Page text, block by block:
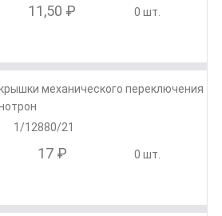
11,50 ₽ 0 шт.
механического переключения
1/12880/21
17 ₽ 0 шт.